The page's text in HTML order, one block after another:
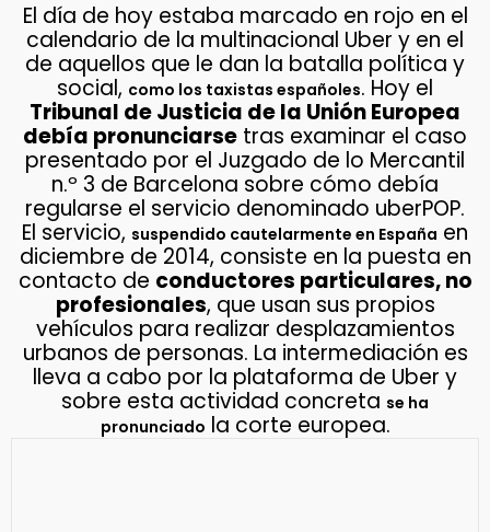
El día de hoy estaba marcado en rojo en el
calendario de la multinacional Uber y en el
de aquellos que le dan la batalla política y
social, como los taxistas españoles. Hoy el
Tribunal de Justicia de la Unión Europea
debía pronunciarse tras examinar el caso
presentado por el Juzgado de lo Mercantil
n.º 3 de Barcelona sobre cómo debía
regularse el servicio denominado uberPOP.
El servicio, suspendido cautelarmente en España en
diciembre de 2014, consiste en la puesta en
contacto de conductores particulares, no
profesionales, que usan sus propios
vehículos para realizar desplazamientos
urbanos de personas. La intermediación es
lleva a cabo por la plataforma de Uber y
sobre esta actividad concreta se ha
pronunciado la corte europea.